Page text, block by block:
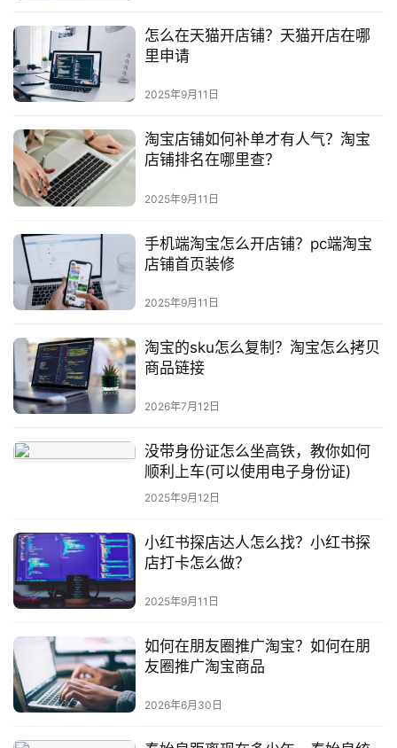
怎么在天猫开店铺？天猫开店在哪
里申请
2025年9月11日
淘宝店铺如何补单才有人气？淘宝
店铺排名在哪里查？
2025年9月11日
手机端淘宝怎么开店铺？pc端淘宝
店铺首页装修
2025年9月11日
淘宝的sku怎么复制？淘宝怎么拷贝
商品链接
2026年7月12日
没带身份证怎么坐高铁，教你如何
顺利上车(可以使用电子身份证)
2025年9月12日
小红书探店达人怎么找？小红书探
店打卡怎么做？
2025年9月11日
如何在朋友圈推广淘宝？如何在朋
友圈推广淘宝商品
2026年6月30日